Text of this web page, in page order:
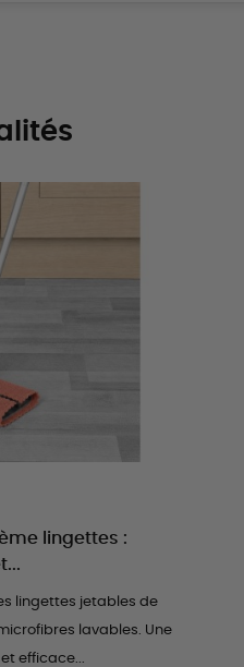
lingettes :
lingettes jetables de
lavables. Une
efficace...